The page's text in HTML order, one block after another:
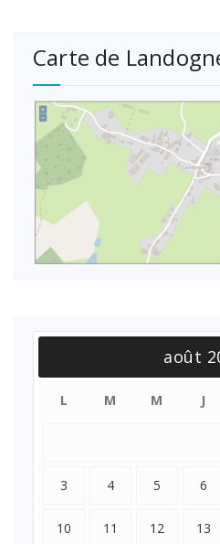
Carte de
août
L M M J
3 4 5 6
10 11 12 13